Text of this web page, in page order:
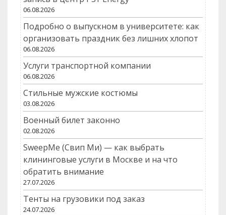
06.08.2026
Подробно о выпускном в университете: как
организовать праздник без лишних хлопот
06.08.2026
Услуги транспортной компании
06.08.2026
Стильные мужские костюмы
03.08.2026
Военный билет законно
02.08.2026
SweepMe (Свип Ми) — как выбрать
клининговые услуги в Москве и на что
обратить внимание
27.07.2026
Тенты на грузовики под заказ
24.07.2026